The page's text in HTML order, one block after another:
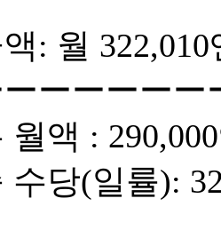
: 월 322,010
ーーーー
월액 :
수당(일률):